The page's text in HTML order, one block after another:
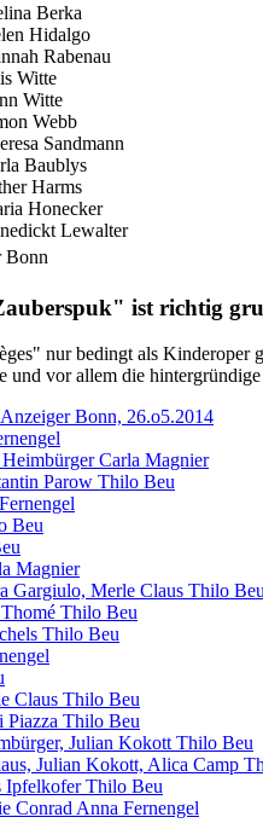
Berka
Hidalgo
Rabenau
Witte
Witte
Webb
Sandmann
Baublys
Harms
Honecker
Lewalter
Bonn
ist richtig
nur bedingt als Kinderoper
und vor allem die
Bonn, 26.o5.2014